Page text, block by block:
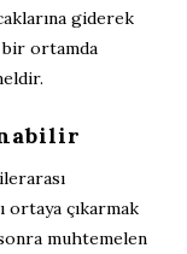
giderek
bir ortamda
ortaya çıkarmak
muhtemelen